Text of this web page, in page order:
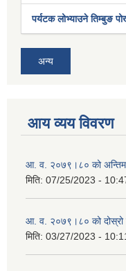
पर्यटक लोभ्याउने तिम्बुङ
अन्य
आय व्यय विवरण
आ. व. २०७९।८० को अन्तिम
मिति: 07/25/2023 -
आ. व. २०७९।८० को दोस्रो
मिति: 03/27/2023 -